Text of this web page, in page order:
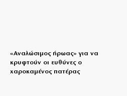
«Aναλώσιμος ήρωας» για να
κρυφτούν οι ευθύνες ο
χαροκαμένος πατέρας